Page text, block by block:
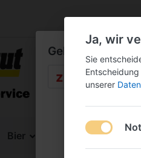
Geben Sie bitte
Bier Sekt &
Ja, wir
Sie
unserer